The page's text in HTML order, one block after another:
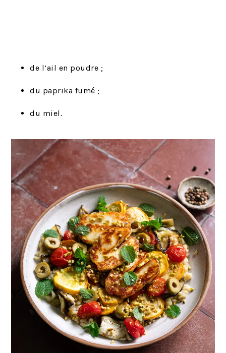
de l’ail en poudre ;
du paprika fumé ;
du miel.